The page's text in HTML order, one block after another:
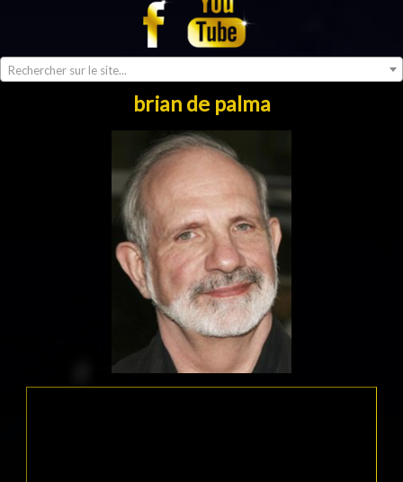
Rechercher sur le site...
brian de palma